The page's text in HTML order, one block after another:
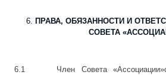
ПРАВА, ОБЯЗАННОСТИ И
СОВЕТА
6.1 Член Совета